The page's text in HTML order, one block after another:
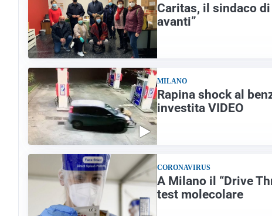
Caritas, il sindaco
avanti”
MILANO
Rapina shock al
investita VIDEO
CORONAVIRUS
A Milano il “Drive
test molecolare